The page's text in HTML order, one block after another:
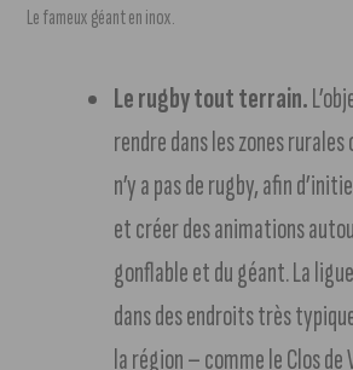
Le fameux géant en inox.
Le rugby tout terrain.
rendre dans les zones
n’y a pas de rugby, afin
et créer des animations
gonflable et du géant. La
dans des endroits très
la région – comme le Clos de